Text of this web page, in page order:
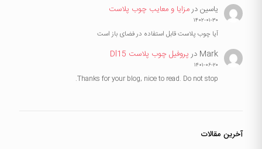
یاسیندرمزایا و معایب چوب پلاست
۱۴۰۲-۰۱-۳۰
آیا چوب پلاست قابل استفاده در فضای باز است
Mark درپروفیل چوب پلاست Dl15
۱۴۰۱-۰۶-۲۰
Thanks for your blog, nice to read. Do not stop.
آخرین مقالات